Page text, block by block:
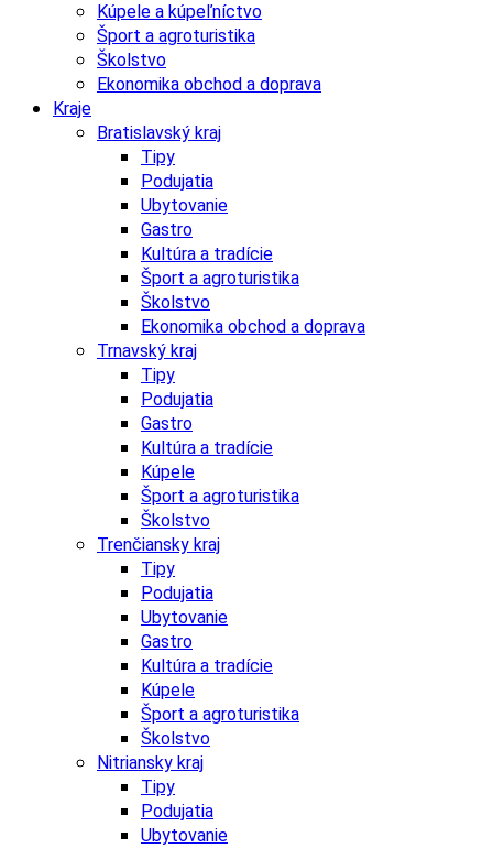
Kúpele a kúpeľníctvo
Šport a agroturistika
Školstvo
Ekonomika obchod a doprava
Kraje
Bratislavský kraj
Tipy
Podujatia
Ubytovanie
Gastro
Kultúra a tradície
Šport a agroturistika
Školstvo
Ekonomika obchod a doprava
Trnavský kraj
Tipy
Podujatia
Gastro
Kultúra a tradície
Kúpele
Šport a agroturistika
Školstvo
Trenčiansky kraj
Tipy
Podujatia
Ubytovanie
Gastro
Kultúra a tradície
Kúpele
Šport a agroturistika
Školstvo
Nitriansky kraj
Tipy
Podujatia
Ubytovanie